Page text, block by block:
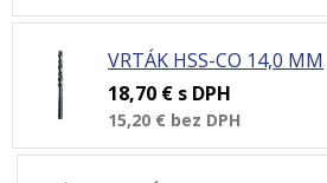
VRTÁK HSS-CO 14,0 MM
18,70 € s DPH
15,20 € bez DPH